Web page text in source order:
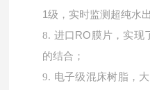
1级，实时监测超纯水
8. 进口RO膜片，实现
的结合；
9. 电子级混床树脂，